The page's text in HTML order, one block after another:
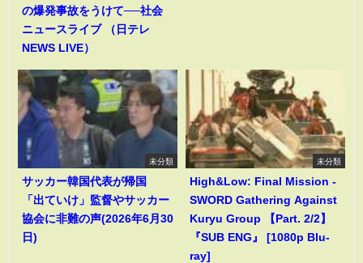
の爆発事故をうけて──社会
ニュースライブ （日テレ
NEWS LIVE）
未分類
サッカー韓国代表が帰国
「出ていけ」監督やサッカー
協会に非難の声(2026年6月30
日)
未分類
High&Low: Final Mission -
SWORD Gathering Against
Kuryu Group 【Part. 2/2】
『SUB ENG』 [1080p Blu-
ray]